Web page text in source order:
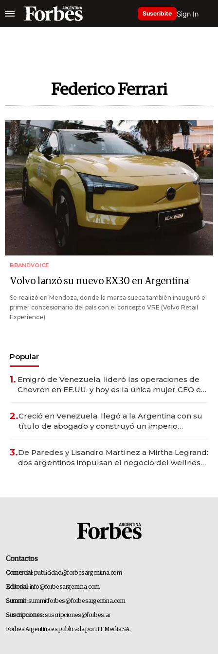
Suscribite Sign In
Federico Ferrari
BRANDVOICE
Volvo lanzó su nuevo EX30 en Argentina
Se realizó en Mendoza, donde la marca sueca también inauguró el
primer concesionario del país con el concepto VRE (Volvo Retail
Experience).
Popular
1. Emigró de Venezuela, lideró las operaciones de
Chevron en EE.UU. y hoy es la única mujer CEO en
2.Creció en Venezuela, llegó a la Argentina con su
título de abogado y construyó un imperio
3.De Paredes y Lisandro Martínez a Mirtha Legrand:
dos argentinos impulsan el negocio del wellness
Contactos
Comercial:publicidad@forbesargentina.com
Editorial:info@forbesargentina.com
Summit:summitforbes@forbesargentina.com
Suscripciones:suscripciones@forbes.ar
Forbes Argentina es publicada por HT Media SA.